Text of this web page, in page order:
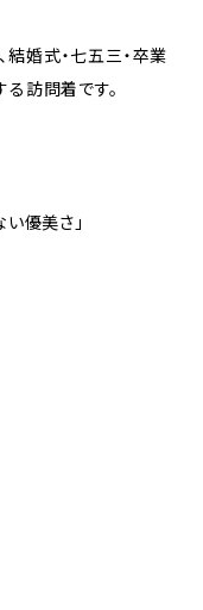
婚式・七五三・卒業
る訪問着です。
優美さ」